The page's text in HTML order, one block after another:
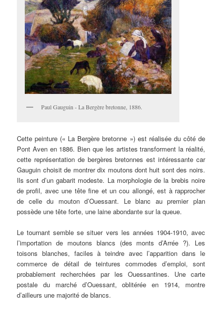
Paul Gauguin - La Bergère bretonne, 1886.
Cette peinture (« La Bergère bretonne ») est réalisée du côté de
Pont Aven en 1886. Bien que les artistes transforment la réalité,
cette représentation de bergères bretonnes est intéressante car
Gauguin choisit de montrer dix moutons dont huit sont des noirs.
Ils sont d’un gabarit modeste. La morphologie de la brebis noire
de profil, avec une tête fine et un cou allongé, est à rapprocher
de celle du mouton d’Ouessant. Le blanc au premier plan
possède une tête forte, une laine abondante sur la queue.
Le tournant semble se situer vers les années 1904-1910, avec
l’importation de moutons blancs (des monts d’Arrée ?). Les
toisons blanches, faciles à teindre avec l’apparition dans le
commerce de détail de teintures commodes d’emploi, sont
probablement recherchées par les Ouessantines. Une carte
postale du marché d’Ouessant, oblitérée en 1914, montre
d’ailleurs une majorité de blancs.